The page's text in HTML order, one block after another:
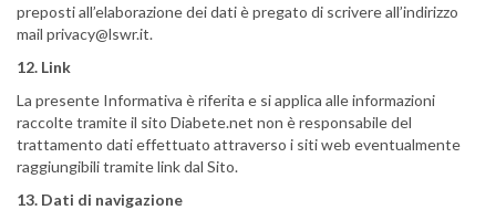
preposti all’elaborazione dei dati è pregato di scrivere all’indirizzo
mail privacy@lswr.it.
12. Link
La presente Informativa è riferita e si applica alle informazioni
raccolte tramite il sito Diabete.net non è responsabile del
trattamento dati effettuato attraverso i siti web eventualmente
raggiungibili tramite link dal Sito.
13. Dati di navigazione